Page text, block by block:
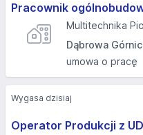
Pracownik
Multitechnika
Dąbrowa
umowa o pracę
Operator Produkcji z
Wygasa dzisiaj